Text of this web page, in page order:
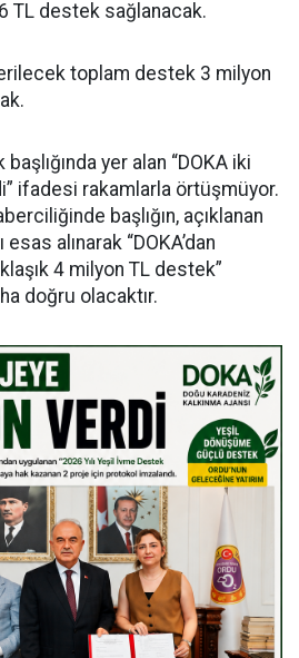
TL destek sağlanacak.
toplam destek 3 milyon
yer alan “DOKA iki
ifadesi rakamlarla örtüşmüyor.
başlığın, açıklanan
alınarak “DOKA’dan
4 milyon TL destek”
doğru olacaktır.